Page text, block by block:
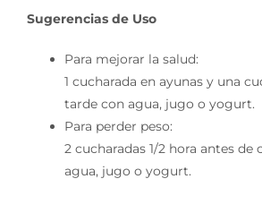
Sugerencias de Uso
Para mejorar la salud:
1 cucharada en ayunas y una
tarde con agua, jugo o yogurt.
Para perder peso:
2 cucharadas 1/2 hora antes de
agua, jugo o yogurt.